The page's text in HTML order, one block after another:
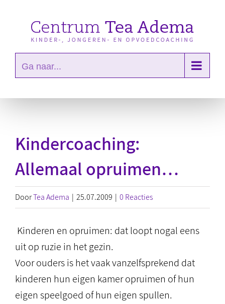
Ga naar...
Kindercoaching:
Allemaal opruimen…
DoorTea Adema | 25.07.2009 | 0 Reacties
Kinderen en opruimen: dat loopt nogal eens
uit op ruzie in het gezin.
Voor ouders is het vaak vanzelfsprekend dat
kinderen hun eigen kamer opruimen of hun
eigen speelgoed of hun eigen spullen.